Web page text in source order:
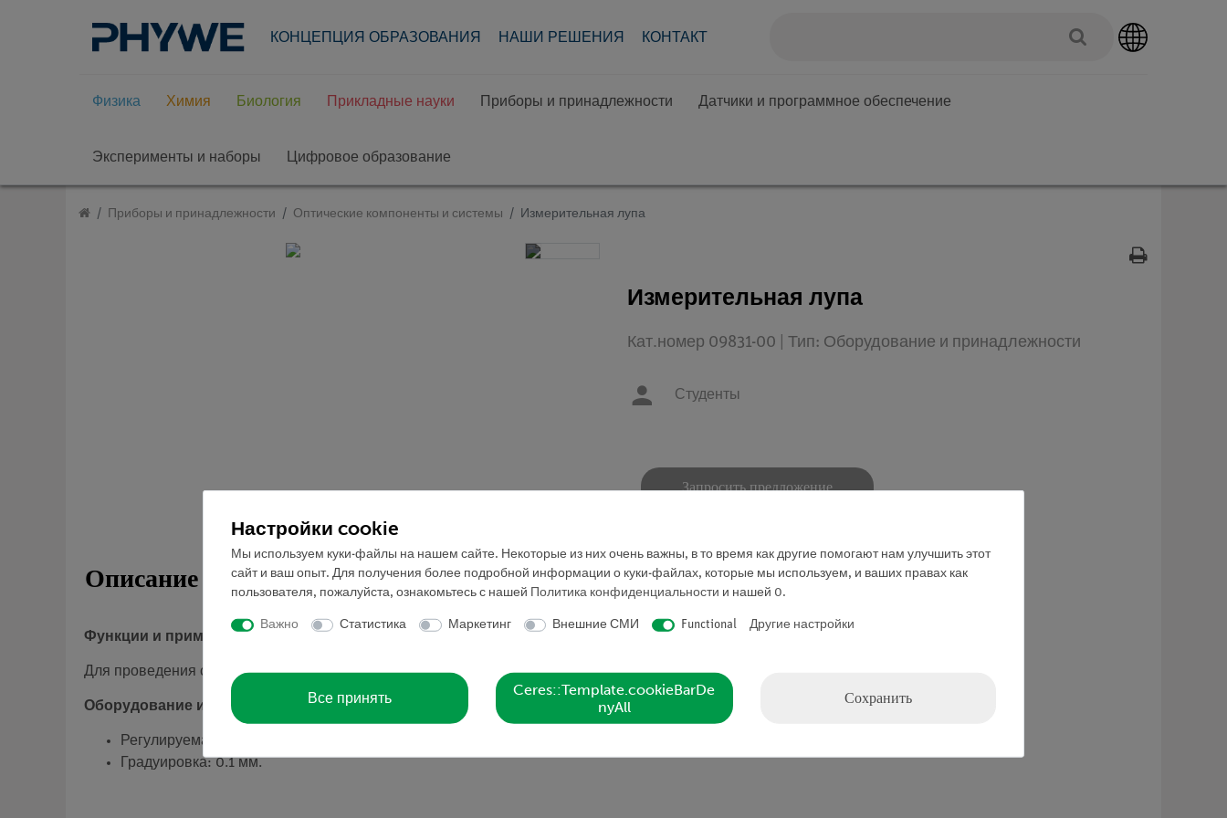
КОНЦЕПЦИЯ ОБРАЗОВАНИЯ НАШИ РЕШЕНИЯ КОНТАКТ
Физика Химия Биология Прикладные науки Приборы и принадлежности Датчики и программное обеспечение
Эксперименты и наборы Цифровое образование
Приборы и принадлежности Оптические компоненты и системы Измерительная лупа
Измерительная лупа
Кат.номер 09831-00 | Тип: Оборудование и принадлежности
Студенты
Запросить предложение
Описание
Функции и применение
Для проведения студенческих экспериментов по волновой оптике. Для измерения интерференционных картин.
Оборудование и технические данные
Регулируемая увеличительная линза с 10-кратным увеличением и с измерительной шкалой 1 см.
Градуировка: 0.1 мм.
Настройки cookie
Мы используем куки-файлы на нашем сайте. Некоторые из них очень важны, в то время как другие помогают нам улучшить этот
сайт и ваш опыт. Для получения более подробной информации о куки-файлах, которые мы используем, и ваших правах как
пользователя, пожалуйста, ознакомьтесь с нашей
Политика конфиденциальности и нашей 0.
Важно Статистика Маркетинг Внешние СМИ Functional Другие настройки
Все принять
Ceres::Template.cookieBarDe
nyAll
Сохранить